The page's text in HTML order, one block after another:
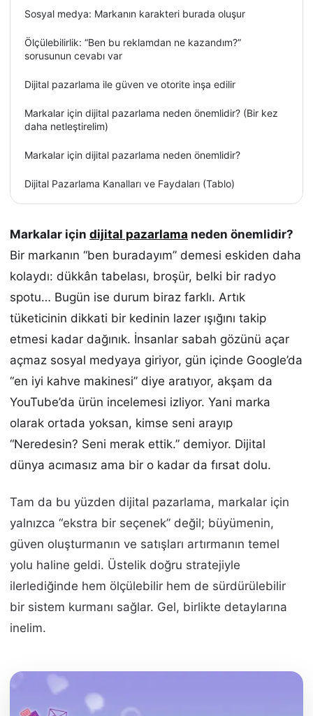
Sosyal medya: Markanın karakteri burada oluşur
Ölçülebilirlik: “Ben bu reklamdan ne kazandım?”
sorusunun cevabı var
Dijital pazarlama ile güven ve otorite inşa edilir
Markalar için dijital pazarlama neden önemlidir? (Bir kez
daha netleştirelim)
Markalar için dijital pazarlama neden önemlidir?
Dijital Pazarlama Kanalları ve Faydaları (Tablo)
Markalar için dijital pazarlama neden önemlidir?
Bir markanın “ben buradayım” demesi eskiden daha
kolaydı: dükkân tabelası, broşür, belki bir radyo
spotu… Bugün ise durum biraz farklı. Artık
tüketicinin dikkati bir kedinin lazer ışığını takip
etmesi kadar dağınık. İnsanlar sabah gözünü açar
açmaz sosyal medyaya giriyor, gün içinde Google’da
“en iyi kahve makinesi” diye aratıyor, akşam da
YouTube’da ürün incelemesi izliyor. Yani marka
olarak ortada yoksan, kimse seni arayıp
“Neredesin? Seni merak ettik.” demiyor. Dijital
dünya acımasız ama bir o kadar da fırsat dolu.
Tam da bu yüzden dijital pazarlama, markalar için
yalnızca “ekstra bir seçenek” değil; büyümenin,
güven oluşturmanın ve satışları artırmanın temel
yolu haline geldi. Üstelik doğru stratejiyle
ilerlediğinde hem ölçülebilir hem de sürdürülebilir
bir sistem kurmanı sağlar. Gel, birlikte detaylarına
inelim.